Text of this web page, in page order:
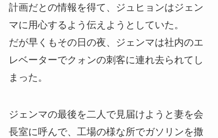
計画だとの情報を得て、ジュヒョンはジェン
マに用心するよう伝えようとしていた。
だが早くもその日の夜、ジェンマは社内のエ
レベーターでクォンの刺客に連れ去られてし
まった。
ジェンマの最後を二人で見届けようと妻を会
長室に呼んで、工場の様な所でガソリンを撒